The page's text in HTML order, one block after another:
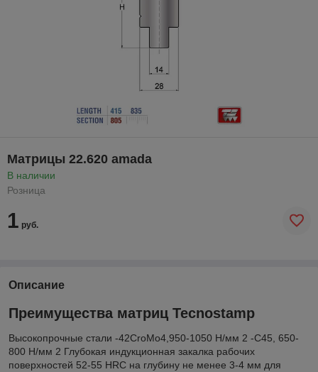
Матрицы 22.620 amada
В наличии
Розница
1 руб.
Описание
Преимущества матриц Tecnostamp
Высокопрочные стали -42CroMo4,950-1050 Н/мм 2 -С45, 650-
800 Н/мм 2 Глубокая индукционная закалка рабочих
поверхностей 52-55 HRC на глубину не менее 3-4 мм для